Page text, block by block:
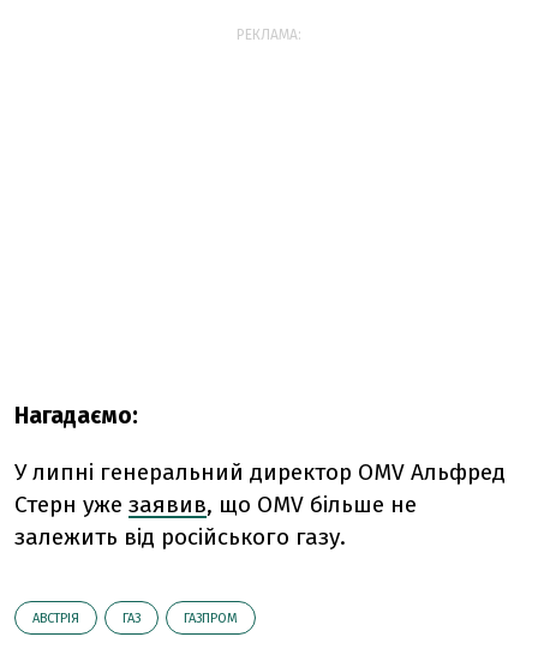
РЕКЛАМА:
Нагадаємо:
У липні генеральний директор OMV Альфред
Стерн уже заявив, що OMV більше не
залежить від російського газу.
АВСТРІЯ ГАЗ ГАЗПРОМ